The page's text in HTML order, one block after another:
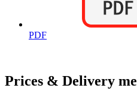
PDF
Prices & Delivery